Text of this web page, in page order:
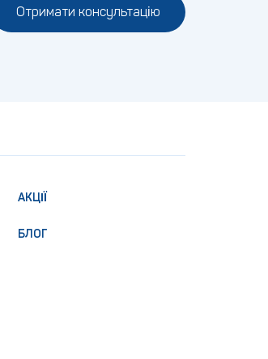
Отримати консультацію
АКЦІЇ
БЛОГ